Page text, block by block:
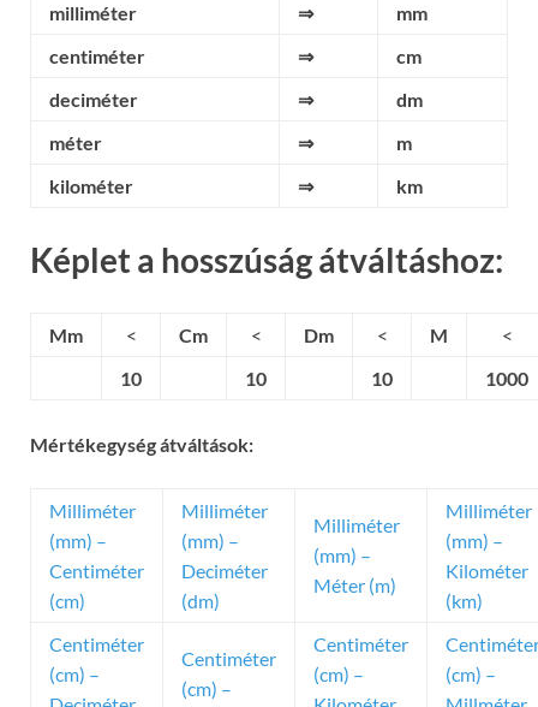
milliméter ⇒
mm
centiméter
⇒
cm
deciméter
⇒
dm
méter
⇒
m
kilométer
⇒ km
Képlet a hosszúság átváltáshoz:
Mm < Cm < Dm < M
<
10
10 10 1000
Mértékegység átváltások:
Milliméter
(mm) –
Centiméter
(cm)
Milliméter
(mm) –
Deciméter
(dm)
Milliméter
(mm) –
Méter (m)
Milliméter
(mm) –
Kilométer
(km)
Centiméter
(cm) –
Centiméter
(cm) –
Centiméter
(cm) –
(cm) –